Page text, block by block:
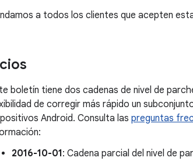
a todos los clientes que acepten
boletín tiene dos cadenas de nivel de
de corregir más rápido un
Android. Consulta las preguntas
2016-10-01: Cadena parcial del nivel de